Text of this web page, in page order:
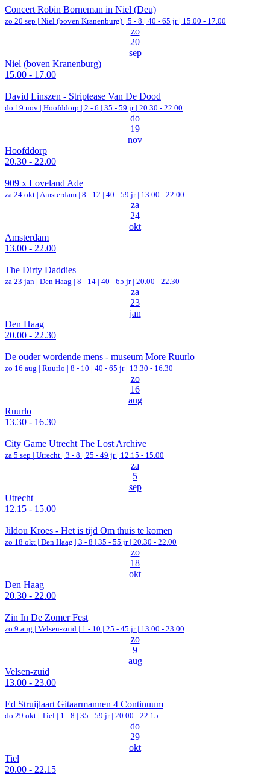
Concert Robin Borneman in Niel (Deu)
zo 20 sep | Niel (boven Kranenburg) | 5 - 8 | 40 - 65 jr | 15.00 - 17.00
zo
20
sep
Niel (boven Kranenburg)
15.00 - 17.00
David Linszen - Striptease Van De Dood
do 19 nov | Hoofddorp | 2 - 6 | 35 - 59 jr | 20.30 - 22.00
do
19
nov
Hoofddorp
20.30 - 22.00
909 x Loveland Ade
za 24 okt | Amsterdam | 8 - 12 | 40 - 59 jr | 13.00 - 22.00
za
24
okt
Amsterdam
13.00 - 22.00
The Dirty Daddies
za 23 jan | Den Haag | 8 - 14 | 40 - 65 jr | 20.00 - 22.30
za
23
jan
Den Haag
20.00 - 22.30
De ouder wordende mens - museum More Ruurlo
zo 16 aug | Ruurlo | 8 - 10 | 40 - 65 jr | 13.30 - 16.30
zo
16
aug
Ruurlo
13.30 - 16.30
City Game Utrecht The Lost Archive
za 5 sep | Utrecht | 3 - 8 | 25 - 49 jr | 12.15 - 15.00
za
5
sep
Utrecht
12.15 - 15.00
Jildou Kroes - Het is tijd Om thuis te komen
zo 18 okt | Den Haag | 3 - 8 | 35 - 55 jr | 20.30 - 22.00
zo
18
okt
Den Haag
20.30 - 22.00
Zin In De Zomer Fest
zo 9 aug | Velsen-zuid | 1 - 10 | 25 - 45 jr | 13.00 - 23.00
zo
9
aug
Velsen-zuid
13.00 - 23.00
Ed Struijlaart Gitaarmannen 4 Continuum
do 29 okt | Tiel | 1 - 8 | 35 - 59 jr | 20.00 - 22.15
do
29
okt
Tiel
20.00 - 22.15